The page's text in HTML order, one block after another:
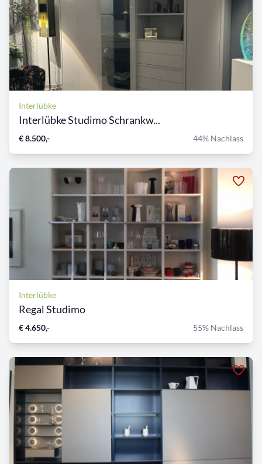
Interlübke
Interlübke Studimo Schrankw...
€ 8.500,- 44% Nachlass
Interlübke
Regal Studimo
€ 4.650,- 55% Nachlass